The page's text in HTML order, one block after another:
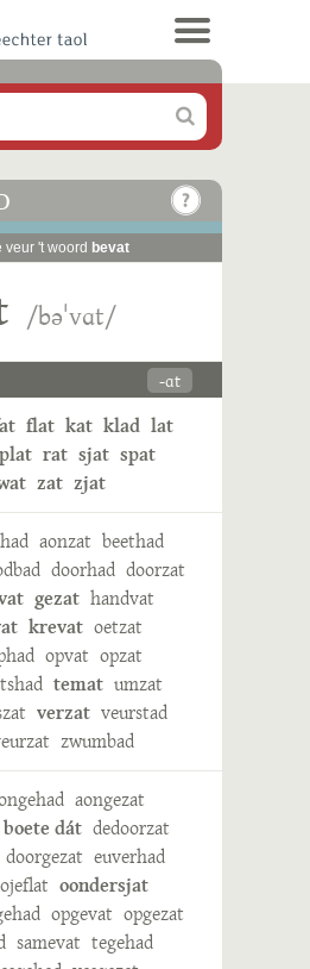
veur 't woord bevat
/bəˈvɑt/
-ɑt
flat kat klad lat
plat rat sjat spat
zat zjat
aonzat beethad
doorhad doorzat
gezat handvat
krevat oetzat
opvat opzat
temat umzat
verzat veurstad
zwumbad
aongezat
boete dát dedoorzat
doorgezat euverhad
oondersjat
opgevat opgezat
samevat tegehad